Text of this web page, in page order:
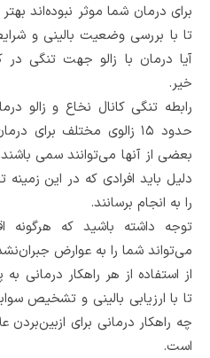
برای درمان شما موثر نبوده‌اند
تا با بررسی وضعیت بالینی و
آیا درمان با زالو جهت تنگی
خیر.
رابطه تنگی کانال نخاع و زالو
حدود ۱۵ زالوی مختلف برای
بعضی از آنها می‌توانند سمی
دلیل باید افرادی که در این
را به انجام برسانند.
توجه داشته باشید که هرگونه
می‌تواند شما را به عوارض
از استفاده از هر راهکار درمانی
تا با ارزیابی بالینی و تشخیص
چه راهکار درمانی برای
است.